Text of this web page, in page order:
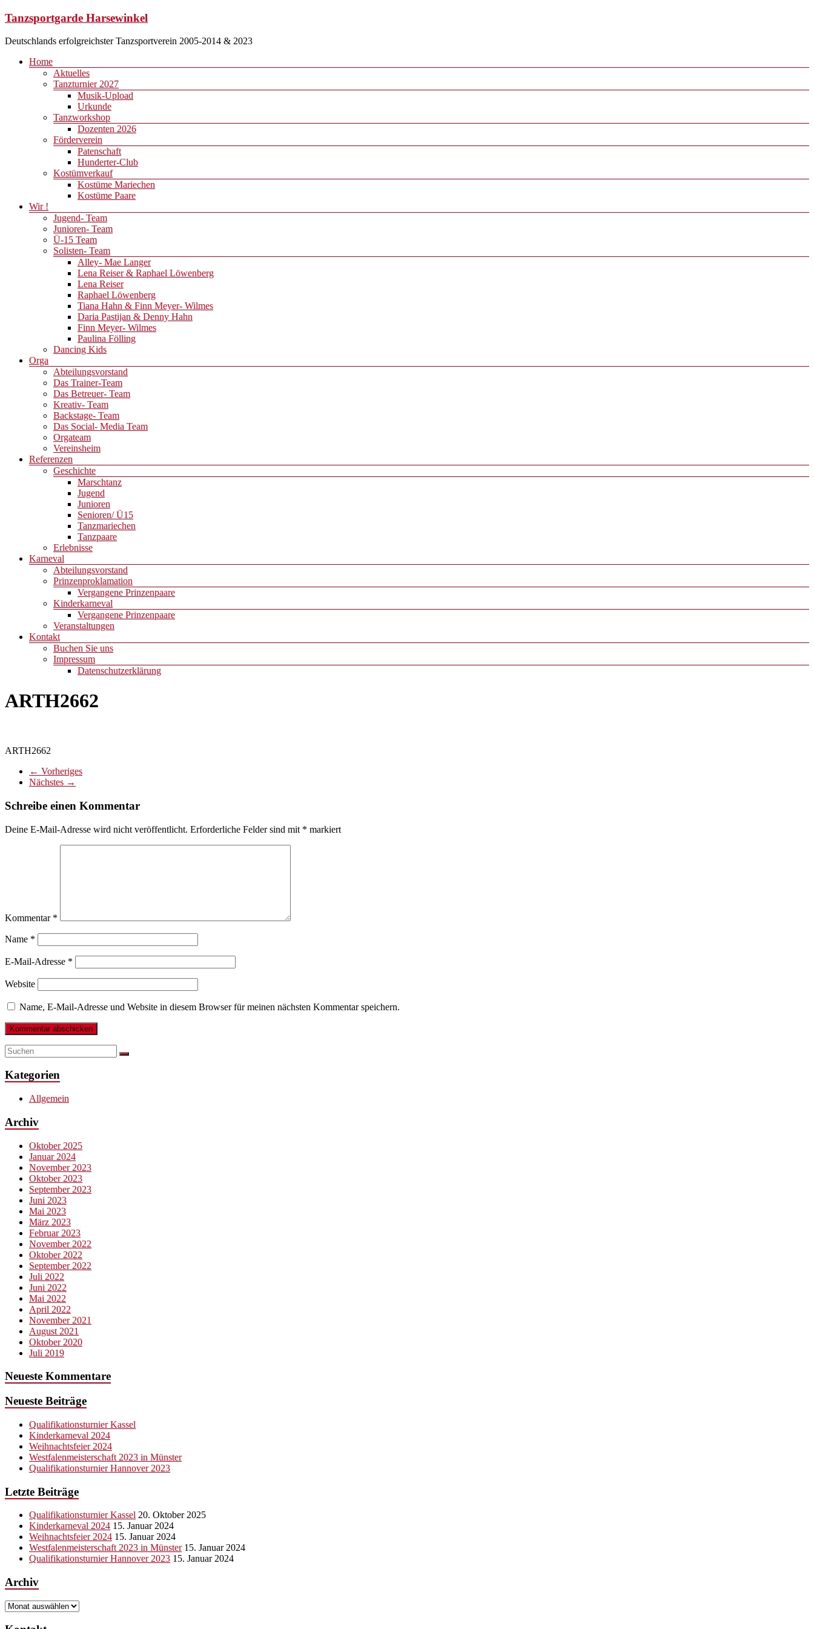
Zum
springen
Tanzsportgarde Harsewinkel
Deutschlands erfolgreichster Tanzsportverein 2005-2014 & 2023
Menü
Home
Aktuelles
Tanzturnier 2027
Musik-Upload
Urkunde
Tanzworkshop
Dozenten 2026
Förderverein
Patenschaft
Hunderter-Club
Kostümverkauf
Kostüme Mariechen
Kostüme Paare
Wir !
Jugend- Team
Junioren- Team
Ü-15 Team
Solisten- Team
Alley- Mae Langer
Lena Reiser & Raphael Löwenberg
Lena Reiser
Raphael Löwenberg
Tiana Hahn & Finn Meyer- Wilmes
Daria Pastijan & Denny Hahn
Finn Meyer- Wilmes
Paulina Fölling
Dancing Kids
Orga
Abteilungsvorstand
Das Trainer-Team
Das Betreuer- Team
Kreativ- Team
Backstage- Team
Das Social- Media Team
Orgateam
Vereinsheim
Referenzen
Geschichte
Marschtanz
Jugend
Junioren
Senioren/ Ü15
Tanzmariechen
Tanzpaare
Erlebnisse
Karneval
Abteilungsvorstand
Prinzenproklamation
Vergangene Prinzenpaare
Kinderkarneval
Vergangene Prinzenpaare
Veranstaltungen
Kontakt
Buchen Sie uns
Impressum
Datenschutzerklärung
ARTH2662
ARTH2662
← Vorheriges
Nächstes →
Schreibe einen Kommentar
Deine E-Mail-Adresse wird nicht veröffentlicht. Erforderliche Felder sind mit * markiert
Kommentar *
Name *
E-Mail-Adresse *
Website
Name, E-Mail-Adresse und Website in diesem Browser für meinen nächsten Kommentar speichern.
Kategorien
Allgemein
Archiv
Oktober 2025
Januar 2024
November 2023
Oktober 2023
September 2023
Juni 2023
Mai 2023
März 2023
Februar 2023
November 2022
Oktober 2022
September 2022
Juli 2022
Juni 2022
Mai 2022
April 2022
November 2021
August 2021
Oktober 2020
Juli 2019
Neueste Kommentare
Neueste Beiträge
Qualifikationsturnier Kassel
Kinderkarneval 2024
Weihnachtsfeier 2024
Westfalenmeisterschaft 2023 in Münster
Qualifikationsturnier Hannover 2023
Letzte Beiträge
Qualifikationsturnier Kassel 20. Oktober 2025
Kinderkarneval 2024 15. Januar 2024
Weihnachtsfeier 2024 15. Januar 2024
Westfalenmeisterschaft 2023 in Münster 15. Januar 2024
Qualifikationsturnier Hannover 2023 15. Januar 2024
Archiv
Archiv